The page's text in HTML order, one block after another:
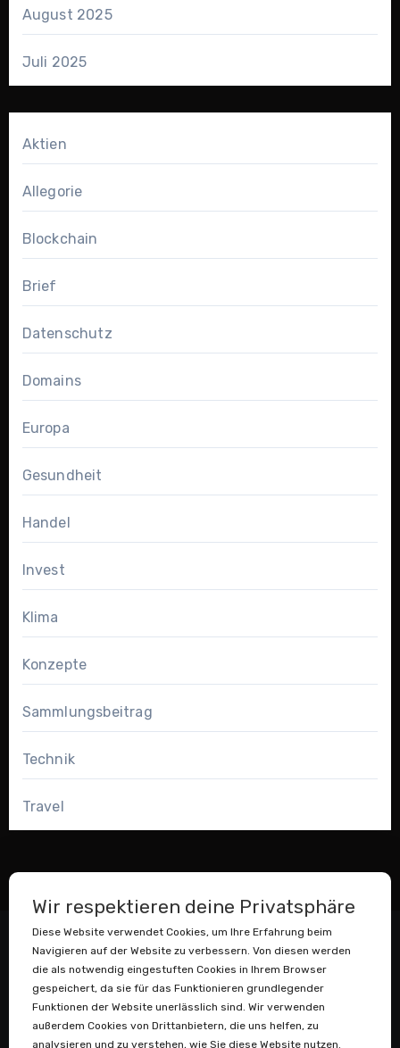
August 2025
Juli 2025
Aktien
Allegorie
Blockchain
Brief
Datenschutz
Domains
Europa
Gesundheit
Handel
Invest
Klima
Konzepte
Sammlungsbeitrag
Technik
Travel
Wir respektieren deine Privatsphäre
Diese Website verwendet Cookies, um Ihre Erfahrung beim
Navigieren auf der Website zu verbessern. Von diesen werden
die als notwendig eingestuften Cookies in Ihrem Browser
gespeichert, da sie für das Funktionieren grundlegender
Funktionen der Website unerlässlich sind. Wir verwenden
außerdem Cookies von Drittanbietern, die uns helfen, zu
analysieren und zu verstehen, wie Sie diese Website nutzen.